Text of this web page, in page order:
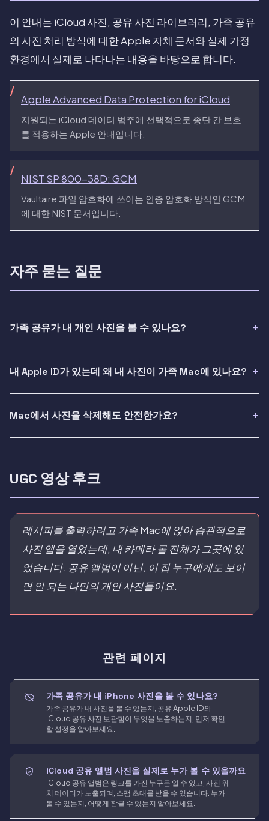
이 안내는 iCloud 사진, 공유 사진 라이브러리, 가족 공유
의 사진 처리 방식에 대한 Apple 자체 문서와 실제 가정
환경에서 실제로 나타나는 내용을 바탕으로 합니다.
Apple Advanced Data Protection for iCloud
지원되는 iCloud 데이터 범주에 선택적으로 종단 간 보호
를 적용하는 Apple 안내입니다.
NIST SP 800-38D: GCM
Vaultaire 파일 암호화에 쓰이는 인증 암호화 방식인 GCM
에 대한 NIST 문서입니다.
자주 묻는 질문
가족 공유가 내 개인 사진을 볼 수 있나요?
내 Apple ID가 있는데 왜 내 사진이 가족 Mac에 있나요?
Mac에서 사진을 삭제해도 안전한가요?
UGC 영상 후크
레시피를 출력하려고 가족 Mac에 앉아 습관적으로
사진 앱을 열었는데, 내 카메라 롤 전체가 그곳에 있
었습니다. 공유 앨범이 아닌, 이 집 누구에게도 보이
면 안 되는 나만의 개인 사진들이요.
관련 페이지
가족 공유가 내 iPhone 사진을 볼 수 있나요?
가족 공유가 내 사진을 볼 수 있는지, 공유 Apple ID와
iCloud 공유 사진 보관함이 무엇을 노출하는지, 먼저 확인
할 설정을 알아보세요.
iCloud 공유 앨범 사진을 실제로 누가 볼 수 있을까요
iCloud 공유 앨범은 링크를 가진 누구든 열 수 있고, 사진 위
치 데이터가 노출되며, 스팸 초대를 받을 수 있습니다. 누가
볼 수 있는지, 어떻게 잠글 수 있는지 알아보세요.